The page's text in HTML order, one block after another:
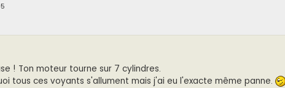
! Ton moteur tourne sur 7 cylindres.
tous ces voyants s'allument mais j'ai eu l'exacte même panne.